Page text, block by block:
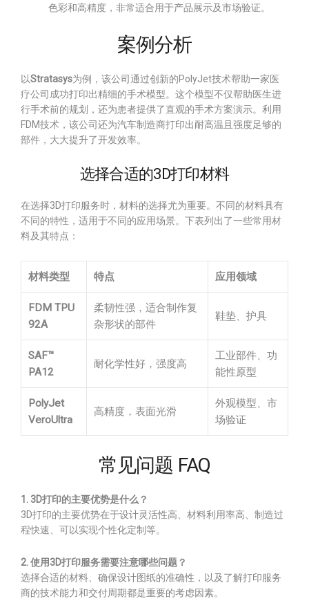
色彩和高精度，非常适合用于产品展示及市场验证。
案例分析
以Stratasys为例，该公司通过创新的PolyJet技术帮助一家医
疗公司成功打印出精细的手术模型。这个模型不仅帮助医生进
行手术前的规划，还为患者提供了直观的手术方案演示。利用
FDM技术，该公司还为汽车制造商打印出耐高温且强度足够的
部件，大大提升了开发效率。
选择合适的3D打印材料
在选择3D打印服务时，材料的选择尤为重要。不同的材料具有
不同的特性，适用于不同的应用场景。下表列出了一些常用材
料及其特点：
材料类型 特点 应用领域
FDM TPU
92A
柔韧性强，适合制作复
杂形状的部件
鞋垫、护具
SAF™
PA12
耐化学性好，强度高
工业部件、功
能性原型
PolyJet
VeroUltra
高精度，表面光滑
外观模型、市
场验证
常见问题 FAQ
1. 3D打印的主要优势是什么？
3D打印的主要优势在于设计灵活性高、材料利用率高、制造过
程快速、可以实现个性化定制等。
2. 使用3D打印服务需要注意哪些问题？
选择合适的材料、确保设计图纸的准确性，以及了解打印服务
商的技术能力和交付周期都是重要的考虑因素。